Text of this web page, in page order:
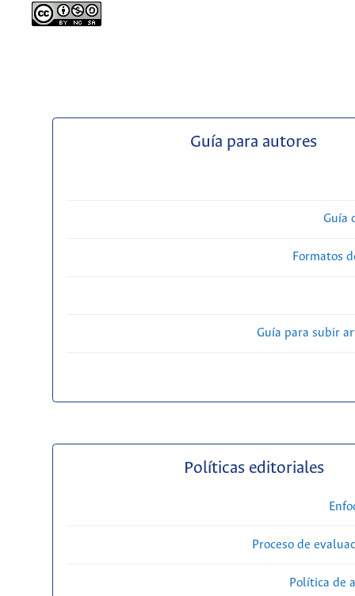
Guía para autores
Guía
Formatos
Guía para subir
Políticas editoriales
Proceso de
Política de